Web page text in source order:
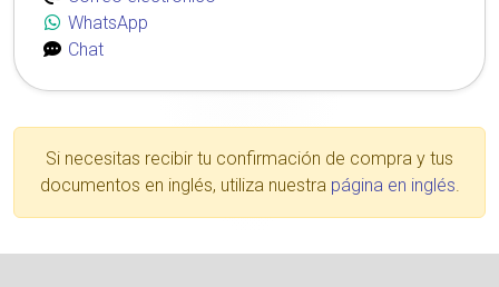
WhatsApp
Chat
Si necesitas recibir tu confirmación de compra y tus
documentos en inglés, utiliza nuestra página en inglés.